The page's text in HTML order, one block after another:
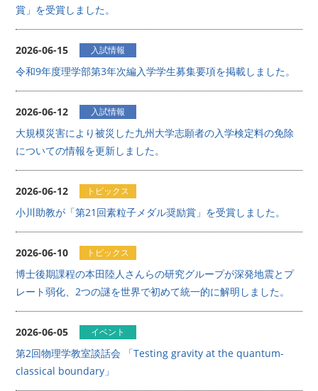
賞」を受賞しました。
2026-06-15 入試情報
令和9年度理学部第3年次編入学学生募集要項を掲載しました。
2026-06-12 入試情報
大規模災害により被災した九州大学志願者の入学検定料の免除
についての情報を更新しました。
2026-06-12 トピックス
小川助教が「第21回素粒子メダル奨励賞」を受賞しました。
2026-06-10 トピックス
博士後期課程の本田陸人さんらの研究グループが深発地震とプ
レート弱化、2つの謎を世界で初めて統一的に解明しました。
2026-06-05 イベント
第2回物理学教室談話会 「Testing gravity at the quantum-
classical boundary」